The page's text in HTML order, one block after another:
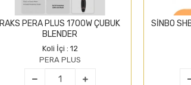
RAKS PERA PLUS 1700W ÇUBUK
BLENDER
Koli İçi : 12
PERA PLUS
SİNBO